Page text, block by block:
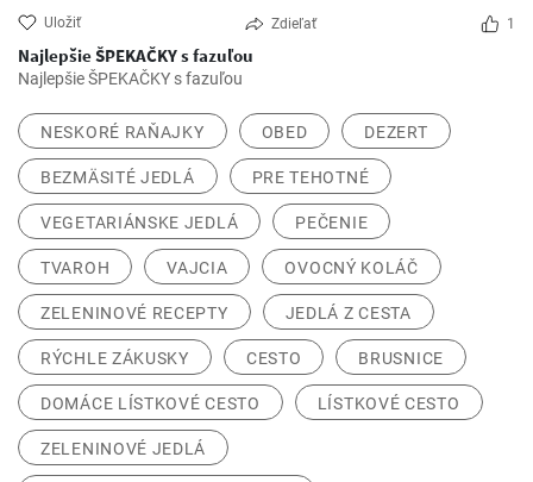
Uložiť Zdieľať 1
Najlepšie ŠPEKAČKY s fazuľou
Najlepšie ŠPEKAČKY s fazuľou
NESKORÉ RAŇAJKY OBED DEZERT
BEZMÄSITÉ JEDLÁ PRE TEHOTNÉ
VEGETARIÁNSKE JEDLÁ PEČENIE
TVAROH VAJCIA OVOCNÝ KOLÁČ
ZELENINOVÉ RECEPTY JEDLÁ Z CESTA
RÝCHLE ZÁKUSKY CESTO BRUSNICE
DOMÁCE LÍSTKOVÉ CESTO LÍSTKOVÉ CESTO
ZELENINOVÉ JEDLÁ